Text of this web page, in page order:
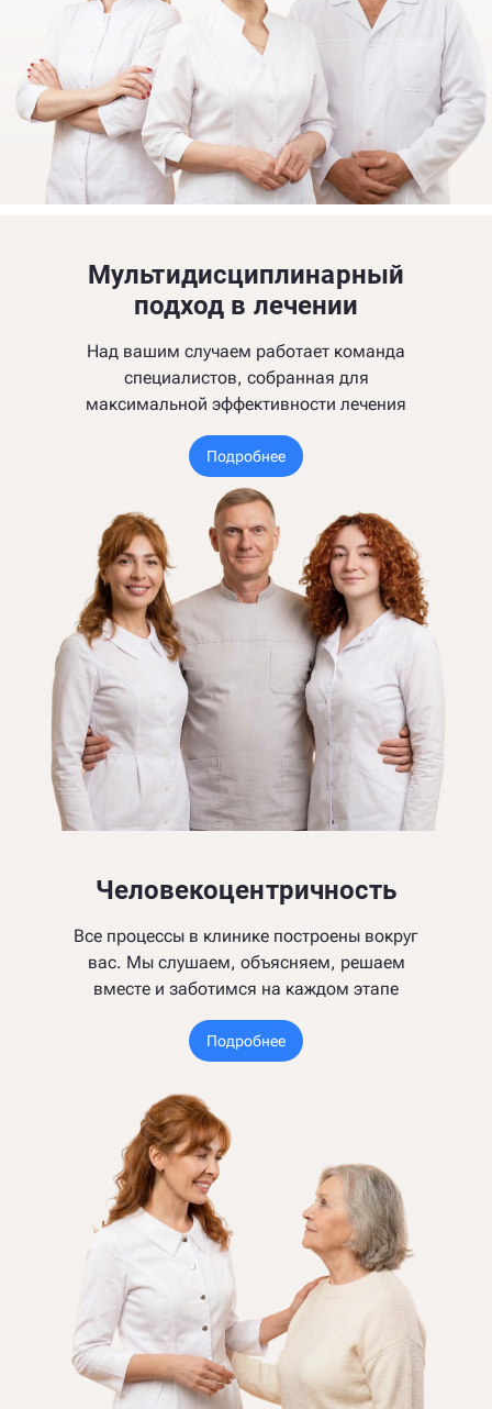
Мультидисциплинарный
подход в лечении
Над вашим случаем работает команда
специалистов, собранная для
максимальной эффективности лечения
Подробнее
Человекоцентричность
Все процессы в клинике построены вокруг
вас. Мы слушаем, объясняем, решаем
вместе и заботимся на каждом этапе
Подробнее